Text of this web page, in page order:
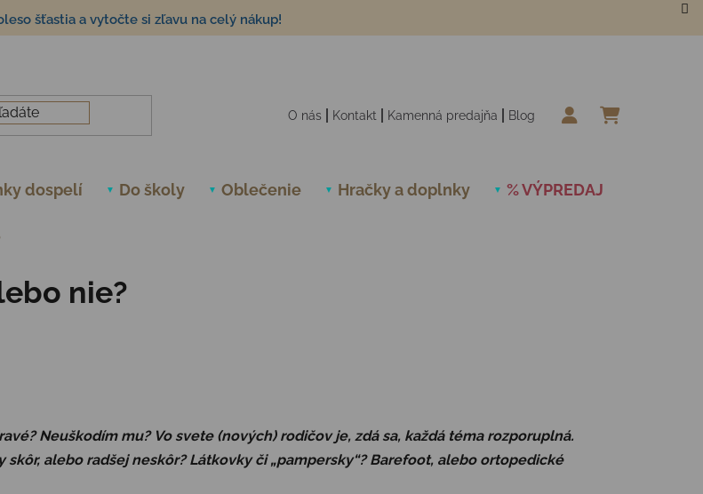
šťastia a vytočte si zľavu na celý nákup!
O nás Kontakt Kamenná predajňa Blog
dospelí Do školy Oblečenie Hračky a doplnky % VÝPREDAJ
nie?
Neuškodím mu? Vo svete (nových) rodičov je, zdá sa, každá téma rozporuplná.
alebo radšej neskôr? Látkovky či „pampersky“? Barefoot, alebo ortopedické